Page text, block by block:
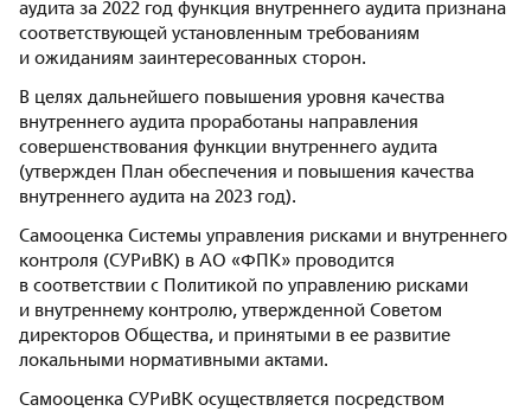
аудита за 2022 год функция внутреннего аудита признана
соответствующей установленным требованиям
и ожиданиям заинтересованных сторон.
В целях дальнейшего повышения уровня качества
внутреннего аудита проработаны направления
совершенствования функции внутреннего аудита
(утвержден План обеспечения и повышения качества
внутреннего аудита на 2023 год).
Самооценка Системы управления рисками и внутреннего
контроля (СУРиВК) в АО «ФПК» проводится
в соответствии с Политикой по управлению рисками
и внутреннему контролю, утвержденной Советом
директоров Общества, и принятыми в ее развитие
локальными нормативными актами.
Самооценка СУРиВК осуществляется посредством